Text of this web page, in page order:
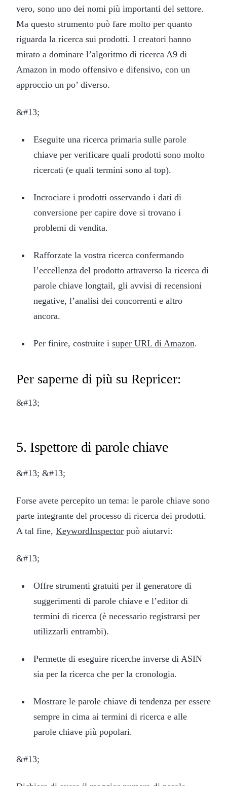
vero, sono uno dei nomi più importanti del settore.
Ma questo strumento può fare molto per quanto
riguarda la ricerca sui prodotti. I creatori hanno
mirato a dominare l’algoritmo di ricerca A9 di
Amazon in modo offensivo e difensivo, con un
approccio un po’ diverso.
&#13;
Eseguite una ricerca primaria sulle parole
chiave per verificare quali prodotti sono molto
ricercati (e quali termini sono al top).
Incrociare i prodotti osservando i dati di
conversione per capire dove si trovano i
problemi di vendita.
Rafforzate la vostra ricerca confermando
l’eccellenza del prodotto attraverso la ricerca di
parole chiave longtail, gli avvisi di recensioni
negative, l’analisi dei concorrenti e altro
ancora.
Per finire, costruite i super URL di Amazon.
Per saperne di più su Repricer:
&#13;
5. Ispettore di parole chiave
&#13; &#13;
Forse avete percepito un tema: le parole chiave sono
parte integrante del processo di ricerca dei prodotti.
A tal fine, KeywordInspector può aiutarvi:
&#13;
Offre strumenti gratuiti per il generatore di
suggerimenti di parole chiave e l’editor di
termini di ricerca (è necessario registrarsi per
utilizzarli entrambi).
Permette di eseguire ricerche inverse di ASIN
sia per la ricerca che per la cronologia.
Mostrare le parole chiave di tendenza per essere
sempre in cima ai termini di ricerca e alle
parole chiave più popolari.
&#13;